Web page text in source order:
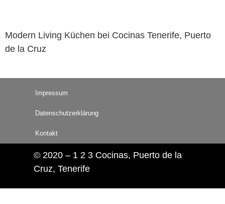
Modern Living Küchen bei Cocinas Tenerife, Puerto
de la Cruz
Impressum
Datenschutzerklärung
Kontakt
© 2020 – 1 2 3 Cocinas, Puerto de la
Cruz, Tenerife